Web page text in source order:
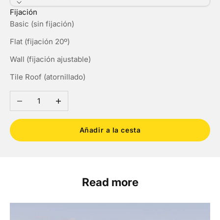
Fijación
Basic (sin fijación)
Flat (fijación 20º)
Wall (fijación ajustable)
Tile Roof (atornillado)
Reducir cantidadAumentar cantidad
Añadir a la cesta
Read more